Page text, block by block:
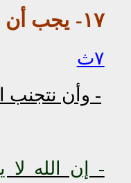
١٧- يجب أن نتكلم بالحق
٧ث
- وأن نتجنب
- إن الله لا